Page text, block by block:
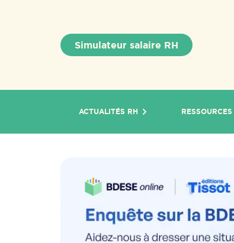
Simulateur salaire RH
ACTUALITÉS RH RESSOURCES